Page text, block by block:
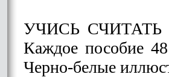
УЧИСЬ СЧИТАТЬ
Каждое пособие
Черно-белые